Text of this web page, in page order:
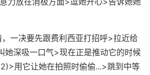
一决要先跟费利西亚打招呼>拉近给
她深吸一口气>现在正是推动它的时候
)>用它让她在拍照时偷偷...>跳到中等